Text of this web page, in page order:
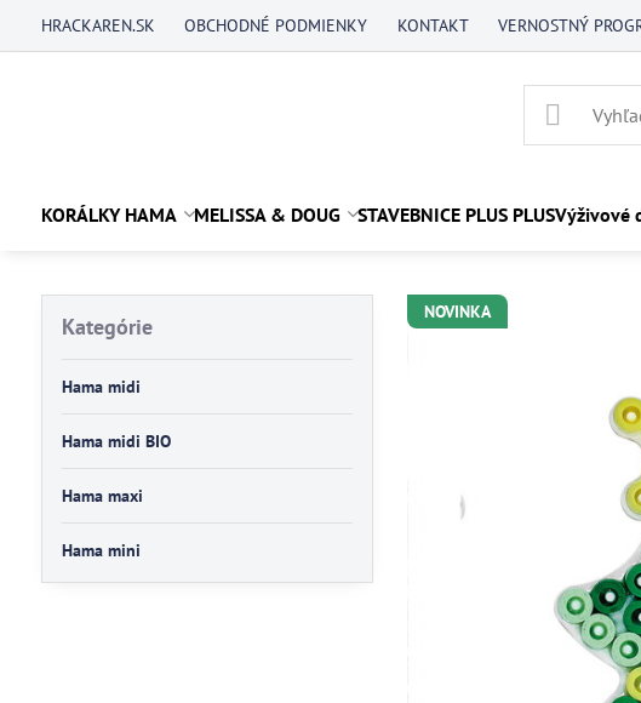
HRACKAREN.SK OBCHODNÉ PODMIENKY KONTAKT VERNOSTNÝ
KORÁLKY HAMA MELISSA & DOUG STAVEBNICE PLUS PLUSVýživové
NOVINKA
Kategórie
Hama midi
Hama midi BIO
Hama maxi
Hama mini